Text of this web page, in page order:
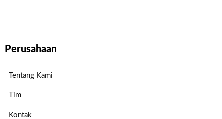
Perusahaan
Tentang Kami
Tim
Kontak